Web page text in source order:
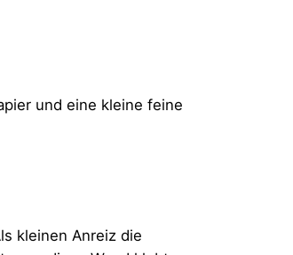
und eine kleine feine
kleinen Anreiz die